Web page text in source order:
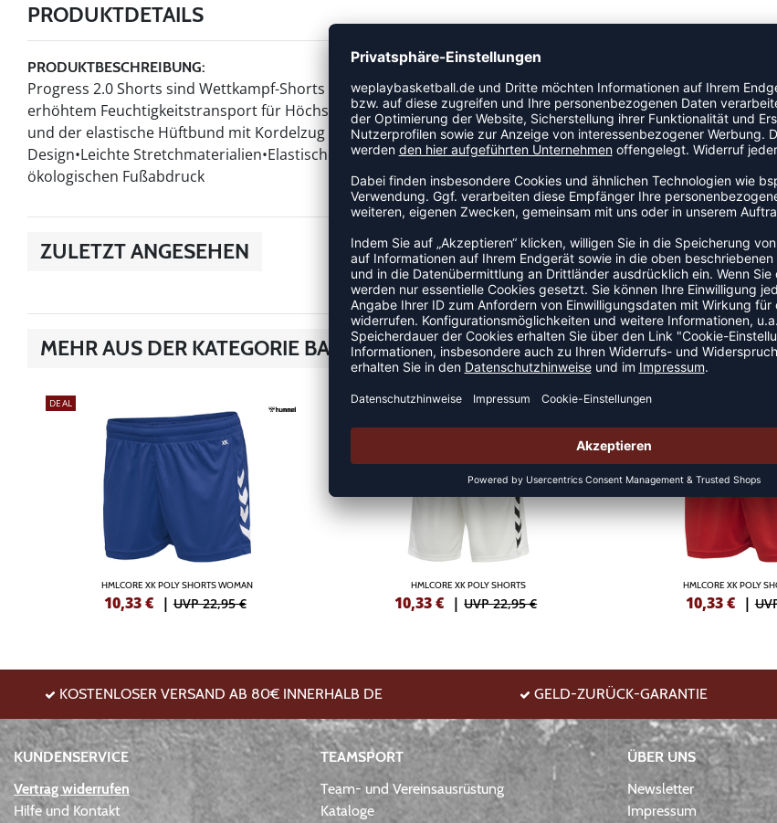
PRODUKTDETAILS
PRODUKTBESCHREIBUNG:
Progress 2.0 Shorts sind Wettkampf-Shorts für Fortgeschrittene aus leichtem Stretchmaterial und mit
erhöhtem Feuchtigkeitstransport für Höchstleistung. Die Shorts weisen ein klassisches, einfarbiges Design
und der elastische Hüftbund mit Kordelzug sorgt für einen optimalen Sitz.•Klassisches, einfarbiges
Design•Leichte Stretchmaterialien•Elastischer Hüftbund mit Kordelzug•Recyclingpolyester reduziert den
ökologischen Fußabdruck
ZULETZT ANGESEHEN
MEHR AUS DER KATEGORIE BASKETBALLSHORTS
DEAL
HMLCORE XK POLY SHORTS WOMAN
10,33€ |UVP 22,95 €
DEAL
HMLCORE XK POLY SHORTS
10,33€ |UVP 22,95 €
DEAL
HMLCORE XK POLY
10,33€ |
KOSTENLOSER VERSAND AB 80€ INNERHALB DE GELD-ZURÜCK-GARANTIE
KUNDENSERVICE
Vertrag widerrufen
Hilfe und Kontakt
TEAMSPORT
Team- und Vereinsausrüstung
Kataloge
ÜBER UNS
Newsletter
Impressum